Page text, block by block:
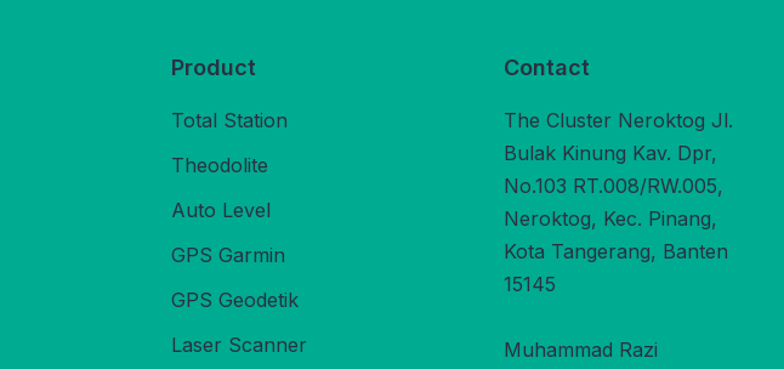
Product
Total Station
Theodolite
Auto Level
GPS Garmin
GPS Geodetik
Laser Scanner
Contact
The Cluster Neroktog Jl.
Bulak Kinung Kav. Dpr,
No.103 RT.008/RW.005,
Neroktog, Kec. Pinang,
Kota Tangerang, Banten
15145
Muhammad Razi